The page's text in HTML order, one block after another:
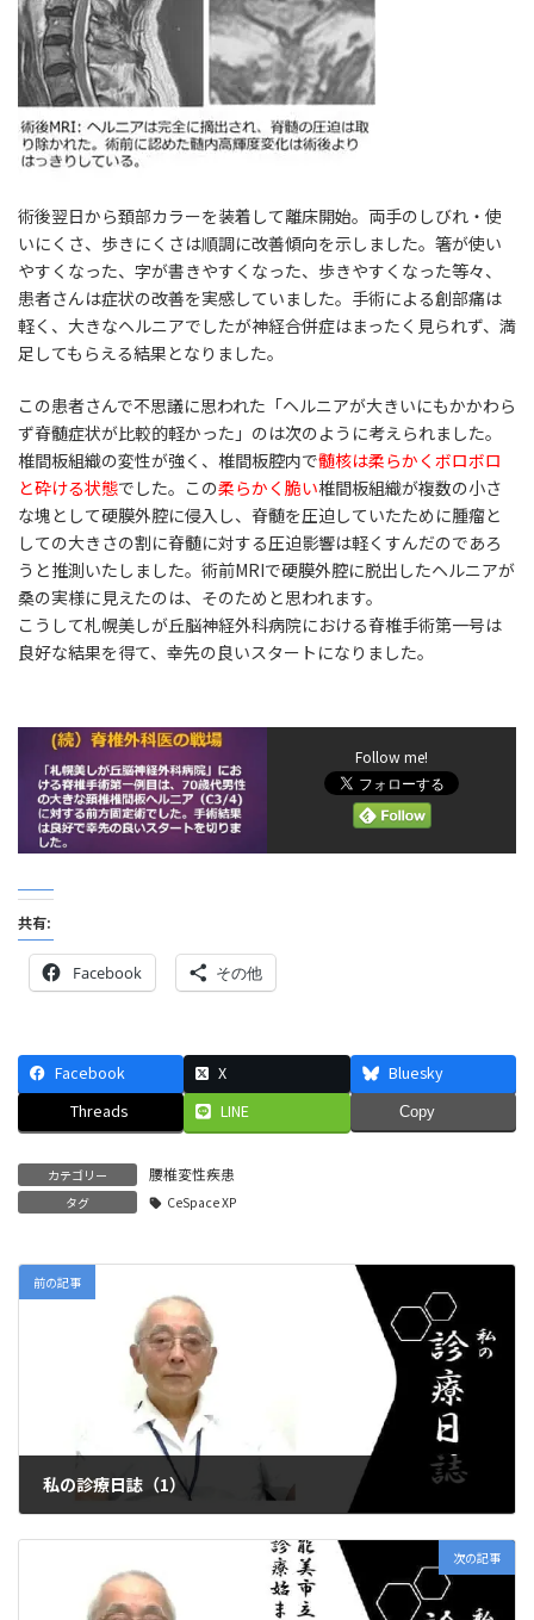
術後翌日から頚部カラーを装着して離床開始。両手のしびれ・使
いにくさ、歩きにくさは順調に改善傾向を示しました。箸が使い
やすくなった、字が書きやすくなった、歩きやすくなった等々、
患者さんは症状の改善を実感していました。手術による創部痛は
軽く、大きなヘルニアでしたが神経合併症はまったく見られず、満
足してもらえる結果となりました。
この患者さんで不思議に思われた「ヘルニアが大きいにもかかわら
ず脊髄症状が比較的軽かった」のは次のように考えられました。
椎間板組織の変性が強く、椎間板腔内で髄核は柔らかくボロボロ
と砕ける状態でした。この柔らかく脆い椎間板組織が複数の小さ
な塊として硬膜外腔に侵入し、脊髄を圧迫していたために腫瘤と
しての大きさの割に脊髄に対する圧迫影響は軽くすんだのであろ
うと推測いたしました。術前MRIで硬膜外腔に脱出したヘルニアが
桑の実様に見えたのは、そのためと思われます。
こうして札幌美しが丘脳神経外科病院における脊椎手術第一号は
良好な結果を得て、幸先の良いスタートになりました。
Follow me!
共有:
Facebook その他
Facebook X
Bluesky
Threads
LINE Copy
カテゴリー 腰椎変性疾患
タグ CeSpace XP
前の記事
私の診療日誌（1）
次の記事